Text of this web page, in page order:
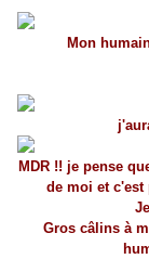
Mon
MDR !! je pense
de moi et c'est
Gros câlins à